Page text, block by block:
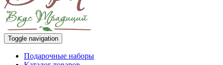
Toggle navigation
Подарочные наборы